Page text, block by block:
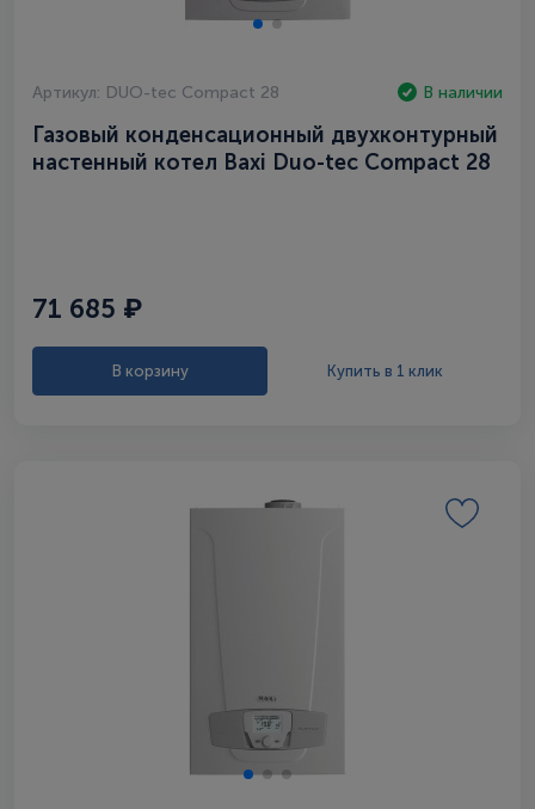
Артикул: DUO-tec Compact 28 В наличии
Газовый конденсационный двухконтурный
настенный котел Baxi Duo-tec Compact 28
71 685 ₽
В корзину Купить в 1 клик